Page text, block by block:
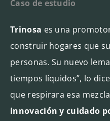
Caso de estudio
Trinosa es una
construir hogares que
personas. Su nuevo
tiempos líquidos”, lo
que respirara esa
innovación y cuidado